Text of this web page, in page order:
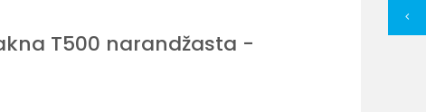
T500 narandžasta -